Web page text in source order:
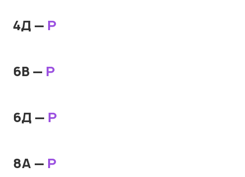
4Д — Р
6В — Р
6Д — Р
8А — Р